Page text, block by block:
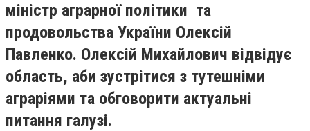
міністр аграрної політики та
продовольства України Олексій
Павленко. Олексій Михайлович відвідує
область, аби зустрітися з тутешніми
аграріями та обговорити актуальні
питання галузі.